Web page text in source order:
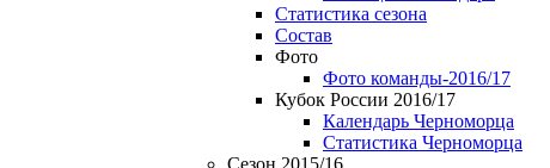
Статистика сезона
Состав
Фото
Фото команды-2016/17
Кубок России 2016/17
Календарь Черноморца
Статистика Черноморца
Сезон 2015/16